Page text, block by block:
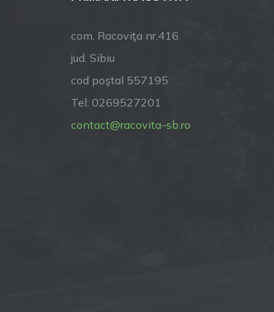
com. Racoviţa nr.416
jud. Sibiu
cod poştal 557195
Tel: 0269527201
contact@racovita-sb.ro